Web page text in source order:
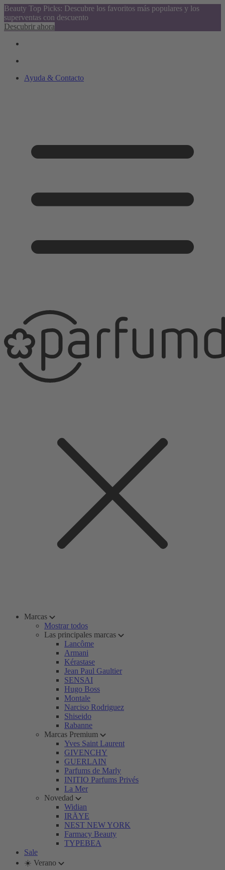
Beauty Top Picks: Descubre los favoritos más populares y los
superventas con descuento
Descubrir ahora
Ayuda & Contacto
Marcas
Mostrar todos
Las principales marcas
Lancôme
Armani
Kérastase
Jean Paul Gaultier
SENSAI
Hugo Boss
Montale
Narciso Rodriguez
Shiseido
Rabanne
Marcas Premium
Yves Saint Laurent
GIVENCHY
GUERLAIN
Parfums de Marly
INITIO Parfums Privés
La Mer
Novedad
Widian
IRÄYE
NEST NEW YORK
Farmacy Beauty
TYPEBEA
Sale
☀️ Verano